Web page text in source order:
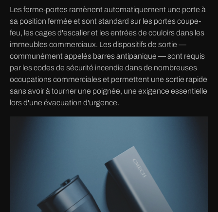
Les ferme-portes ramènent automatiquement une porte à
sa position fermée et sont standard sur les portes coupe-
feu, les cages d'escalier et les entrées de couloirs dans les
immeubles commerciaux. Les dispositifs de sortie —
communément appelés barres antipanique — sont requis
par les codes de sécurité incendie dans de nombreuses
occupations commerciales et permettent une sortie rapide
sans avoir à tourner une poignée, une exigence essentielle
lors d'une évacuation d'urgence.